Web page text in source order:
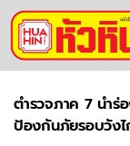
ตำรวจภาค 7 นำร่
ป้องกันภัยรอบวัง